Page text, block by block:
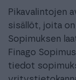
Pikavalintojen
sisällöt, joita
Sopimuksen
Finago
tiedot